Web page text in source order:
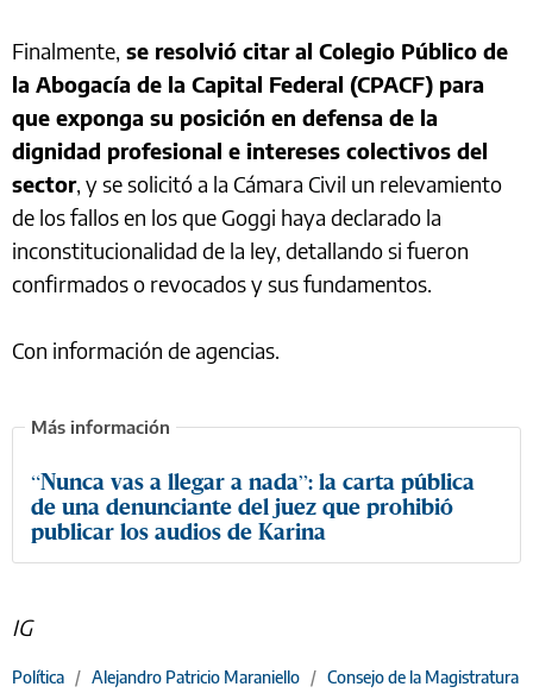
Finalmente, se resolvió citar al Colegio Público de
la Abogacía de la Capital Federal (CPACF) para
que exponga su posición en defensa de la
dignidad profesional e intereses colectivos del
sector, y se solicitó a la Cámara Civil un relevamiento
de los fallos en los que Goggi haya declarado la
inconstitucionalidad de la ley, detallando si fueron
confirmados o revocados y sus fundamentos.
Con información de agencias.
“Nunca vas a llegar a nada”: la carta pública
de una denunciante del juez que prohibió
publicar los audios de Karina
IG
Política / Alejandro Patricio Maraniello / Consejo de la Magistratura